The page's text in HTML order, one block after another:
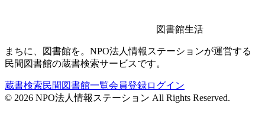
図書館生活
まちに、図書館を。NPO法人情報ステーションが運営する
民間図書館の蔵書検索サービスです。
蔵書検索民間図書館一覧会員登録ログイン
© 2026 NPO法人情報ステーション All Rights Reserved.